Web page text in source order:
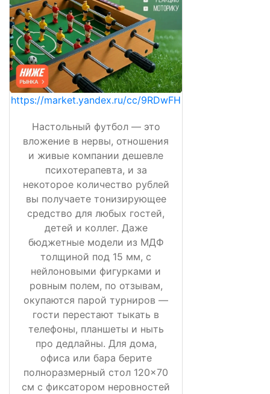
https://market.yandex.ru/cc/9RDwFH
Настольный футбол — это
вложение в нервы, отношения
и живые компании дешевле
психотерапевта, и за
некоторое количество рублей
вы получаете тонизирующее
средство для любых гостей,
детей и коллег. Даже
бюджетные модели из МДФ
толщиной под 15 мм, с
нейлоновыми фигурками и
ровным полем, по отзывам,
окупаются парой турниров —
гости перестают тыкать в
телефоны, планшеты и ныть
про дедлайны. Для дома,
офиса или бара берите
полноразмерный стол 120×70
см с фиксатором неровностей